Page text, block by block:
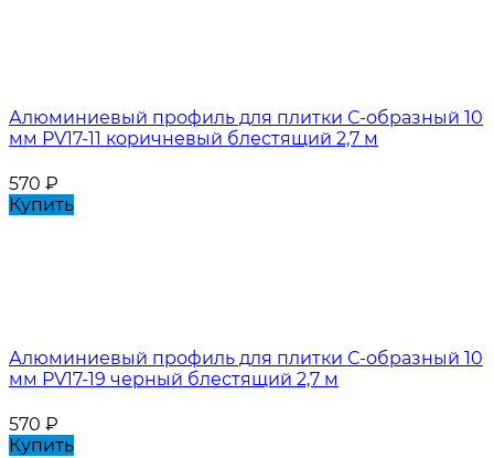
Алюминиевый профиль для плитки С-образный 10
мм PV17-11 коричневый блестящий 2,7 м
570 ₽
Купить
Алюминиевый профиль для плитки С-образный 10
мм PV17-19 черный блестящий 2,7 м
570 ₽
Купить